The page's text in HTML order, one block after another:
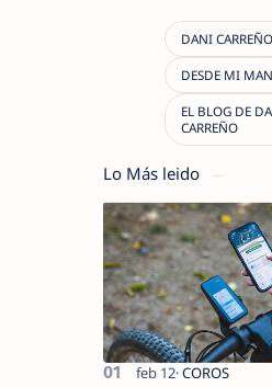
Lo Más leido